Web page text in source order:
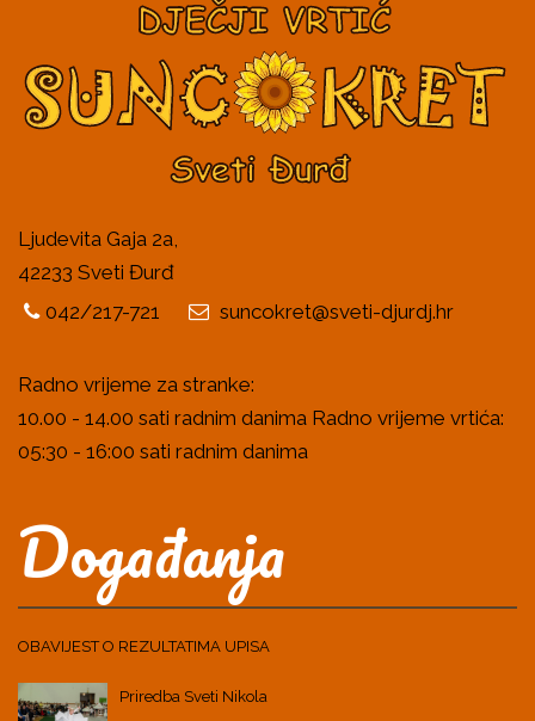
Ljudevita Gaja 2a,
42233 Sveti Đurđ
042/217-721
suncokret@sveti-djurdj.hr
Radno vrijeme za stranke:
10.00 - 14.00 sati radnim danima Radno vrijeme vrtića:
05:30 - 16:00 sati radnim danima
Događanja
OBAVIJEST O REZULTATIMA UPISA
Priredba Sveti Nikola